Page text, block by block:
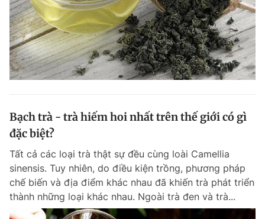
Bạch trà - trà hiếm hoi nhất trên thế giới có gì
đặc biệt?
Tất cả các loại trà thật sự đều cùng loài Camellia
sinensis. Tuy nhiên, do điều kiện trồng, phương pháp
chế biến và địa điểm khác nhau đã khiến trà phát triển
thành những loại khác nhau. Ngoài trà đen và trà...